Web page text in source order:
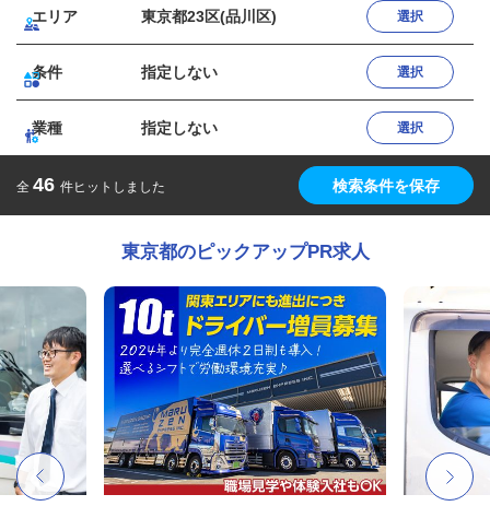
エリア 東京都23区(品川区) 選択
条件 指定しない 選択
業種 指定しない 選択
全 46 件ヒットしました 検索条件を保存
東京都のピックアップPR求人